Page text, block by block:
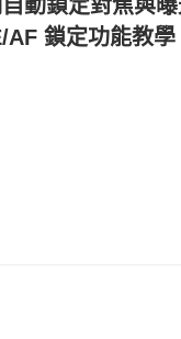
動鎖定對焦與
鎖定功能教學